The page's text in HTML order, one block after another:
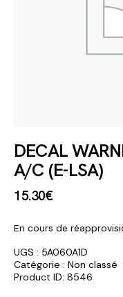
DECAL
A/C (E-LSA)
15.30€
En cours de
UGS : 5A060A1D
Catégorie : Non classé
Product ID: 8546